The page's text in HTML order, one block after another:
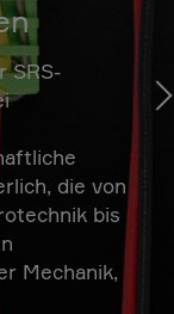
SRS-
die von
bis
Mechanik,